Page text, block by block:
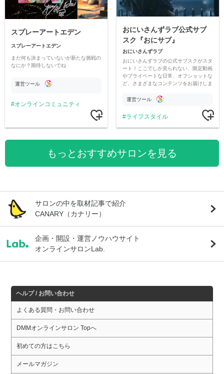
スプレーアートエデン
スプレーアートエデン
まだ何も決まっていないが新たな挑戦の
なにか？期待しないでね
運営ツール
オンラインコミュニティ
おにいさんずラブ公式サブ
スク『おにサブ』
おにいさんずラブ
おにいさんずラブの公式サブスクがスタ
ート！ここでしか見られない、限定動画
やプライベートな日常、オフショットな
ど、さまざまなコンテンツをお届けしま
運営ツール
ライフスタイル
もっとおすすめサロンを見る
サロンの中を取材記事で紹介
CANARY（カナリー）
企画・開設・運営ノウハウサイト
オンラインサロンLab.
ヘルプ / お問い合わせ
よくある質問・お問い合わせ
DMMオンラインサロン Topへ
初めての方はこちら
メールマガジン